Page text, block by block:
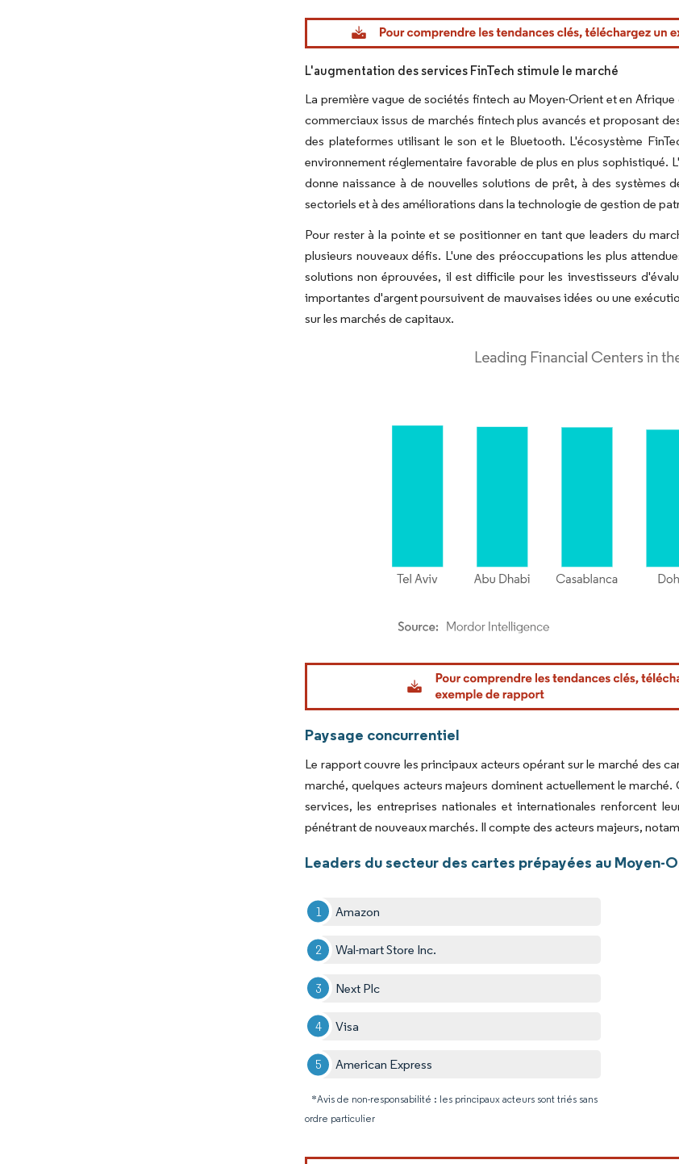
Image © Mordor Intelligence. La réutilisation nécessite une attribution sous CC BY 4.0.
L'augmentation des services FinTech stimule le marché
La première vague de sociétés fintech au Moyen-Orient et en
commerciaux issus de marchés fintech plus avancés et proposant
des plateformes utilisant le son et le Bluetooth. L'écosystème
environnement réglementaire favorable de plus en plus
donne naissance à de nouvelles solutions de prêt, à des systèmes
sectoriels et à des améliorations dans la technologie de gestion de
Pour rester à la pointe et se positionner en tant que leaders du
plusieurs nouveaux défis. L'une des préoccupations les plus
solutions non éprouvées, il est difficile pour les investisseurs
importantes d'argent poursuivent de mauvaises idées ou une
sur les marchés de capitaux.
Image © Mordor Intelligence. La réutilisation nécessite une attribution sous CC BY 4.0.
Paysage concurrentiel
Le rapport couvre les principaux acteurs opérant sur le marché des
marché, quelques acteurs majeurs dominent actuellement le
services, les entreprises nationales et internationales renforcent
pénétrant de nouveaux marchés. Il compte des acteurs majeurs,
Leaders du secteur des cartes prépayées au Moyen-
Amazon
Wal-mart Store Inc.
Next Plc
Visa
American Express
*Avis de non-responsabilité : les principaux acteurs sont triés sans
ordre particulier